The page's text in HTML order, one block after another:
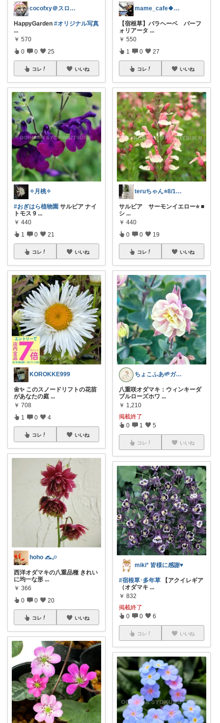
cocofxy＠スローです🙏🏻
HappyGarden #オリジナル写真
...
￥ 570
0 0 25
コレ いいね
✧月桃✧
#おぎはら植物園 サルビア ナイ
トモス 9 ...
￥ 440
1 0 21
コレ いいね
KOROKKE999
🌼✨ このスノードリフトの花苗
があなたの庭 ...
￥ 708
1 0 4
コレ いいね
hoho 𓃺𓈒𓏸
西洋オダマキの八重品種 きれい
に均一な形 ...
￥ 366
0 0 20
コレ いいね
mame_cafe🍀いつもありがとう♪
【宿根草】パラヘーベ パーフ
ォリアータ ...
￥ 550
1 0 27
コレ いいね
teruちゃん⭐️8/1楽天トラベル感謝
サルビア サーモンイエロー⭐️ ■
シ ...
￥ 440
0 0 19
コレ いいね
ちょこふあ🌱ガーデニング雑貨🪷花🍃
八重咲オダマキ：ウィンキーダ
ブルローズホワ ...
￥ 1,210
掲載終了
0 1 5
コレ いいね
miki* 皆様に感謝♥️
#宿根草･多年草 【アクイレギア
（オダマキ ...
￥ 832
掲載終了
0 0 6
コレ いいね